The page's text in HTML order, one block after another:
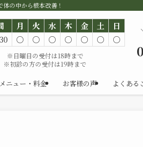
の中から根本改善！
ニュー・料金 お客様の声 よくある
月 火 水 木 金 土
日
○ ○ ○ ○ ○ ○ ○
※日曜日の受付は18時まで
※初診の方の受付は19時まで